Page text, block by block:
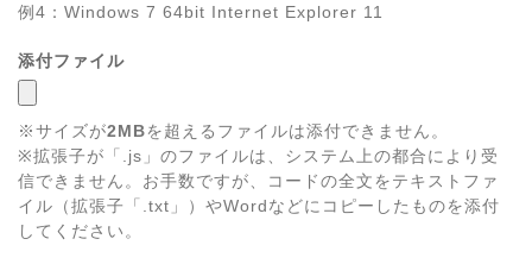
例4：Windows 7 64bit Internet Explorer 11
添付ファイル
※サイズが2MBを超えるファイルは添付できません。
※拡張子が「.js」のファイルは、システム上の都合により受
信できません。お手数ですが、コードの全文をテキストファ
イル（拡張子「.txt」）やWordなどにコピーしたものを添付
してください。